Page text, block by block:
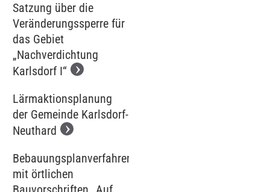
Satzung über die
Veränderungssperre für
das Gebiet
„Nachverdichtung
Karlsdorf I“
Lärmaktionsplanung
der Gemeinde Karlsdorf-
Neuthard
Bebauungsplanverfahren
mit örtlichen